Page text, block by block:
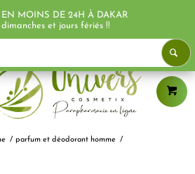
/ parfum et déodorant homme /
MOINS DE 24H À DAKAR
et jours fériés !!